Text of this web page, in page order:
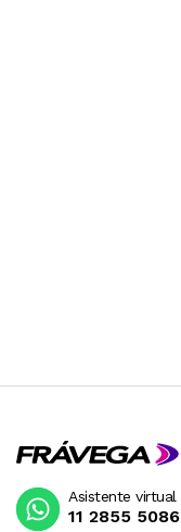
Asistente virtual
11 2855 5086